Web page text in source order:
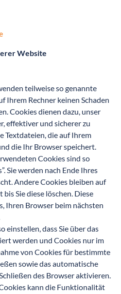
Website
teilweise so genannte
Ihrem Rechner keinen Schaden
Cookies dienen dazu, unser
effektiver und sicherer zu
Textdateien, die auf Ihrem
die Ihr Browser speichert.
Cookies sind so
Sie werden nach Ende Ihres
Andere Cookies bleiben auf
Sie diese löschen. Diese
Ihren Browser beim nächsten
einstellen, dass Sie über das
werden und Cookies nur im
von Cookies für bestimmte
sowie das automatische
des Browser aktivieren.
kann die Funktionalität